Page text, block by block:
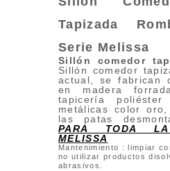
Tapizada
Serie Melissa
Sillón comedor
Sillón comedor
actual, se fabrican
en madera
tapicería
metálicas color
las patas
PARA TODA LA
MELISSA
Mantenimiento : limpiar
no utilizar productos
abrasivos.